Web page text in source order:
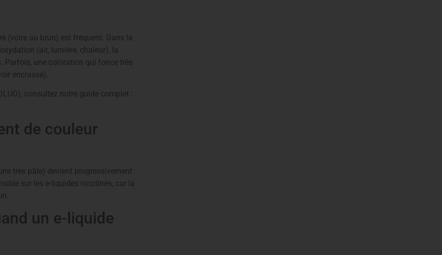
(voire au brun) est fréquent. Dans la
(air, lumière, chaleur), la
Parfois, une coloration qui fonce très
encrassé).
consultez notre guide complet :
de couleur
très pâle) devient progressivement
sur les e-liquides nicotinés, car la
un e-liquide